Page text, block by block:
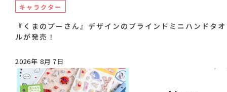
キャラクター
『くまのプーさん』デザインのブラインドミニハンドタオ
ルが発売！
2026年 8月 7日